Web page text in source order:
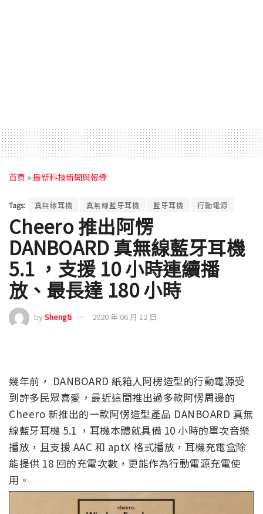
首頁 »最新科技新聞與報導
Tags: 真無線耳機 真無線藍牙耳機 藍牙耳機 行動電源
Cheero 推出阿愣
DANBOARD 真無線藍牙耳機
5.1 ，支援 10 小時連續播
放、最長達 180 小時
byShengti 2020 年 06 月 12 日
幾年前， DANBOARD 紙箱人阿楞造型的行動電源受
到許多民眾喜愛，最近這間推出過多款阿愣周邊的
Cheero 新推出的一款阿愣造型產品 DANBOARD 真無
線藍牙耳機 5.1 ，耳機本體就具備 10 小時的單次音樂
播放，且支援 AAC 和 aptX 格式播放，耳機充電盒除
能提供 18 回的充電次數，更能作為行動電源充電使
用。